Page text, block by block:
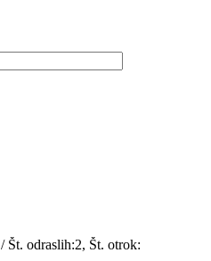
/ Št. odraslih:2, Št. otrok: